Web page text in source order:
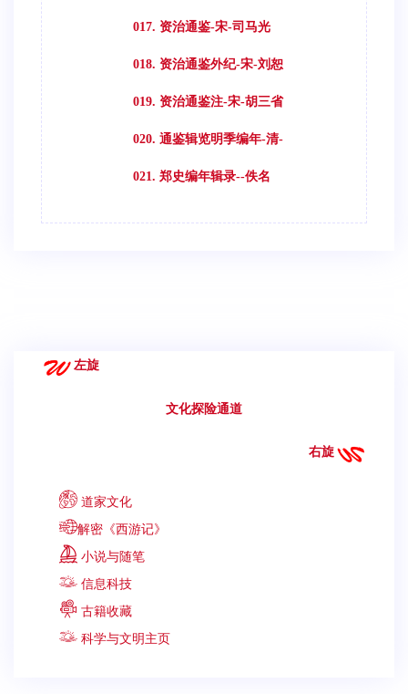
017. 资治通鉴-宋-司马光
018. 资治通鉴外纪-宋-刘恕
019. 资治通鉴注-宋-胡三省
020. 通鉴辑览明季编年-清-
021. 郑史编年辑录--佚名
左旋
文化探险通道
右旋
道家文化
解密《西游记》
小说与随笔
信息科技
古籍收藏
科学与文明主页